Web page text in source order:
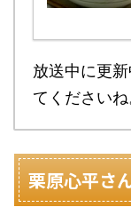
放送中に更
てくださいね
栗原心平さ